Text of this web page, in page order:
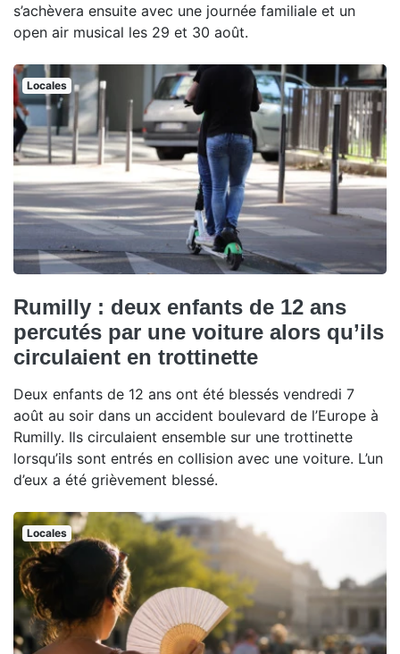
s’achèvera ensuite avec une journée familiale et un
open air musical les 29 et 30 août.
Locales
Rumilly : deux enfants de 12 ans
percutés par une voiture alors qu’ils
circulaient en trottinette
Deux enfants de 12 ans ont été blessés vendredi 7
août au soir dans un accident boulevard de l’Europe à
Rumilly. Ils circulaient ensemble sur une trottinette
lorsqu’ils sont entrés en collision avec une voiture. L’un
d’eux a été grièvement blessé.
Locales